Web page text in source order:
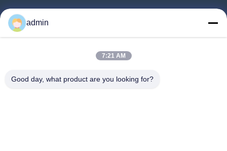
Producten
Video's
Kwaliteitscontrole
admin
7:21 AM
Good day, what product are you looking for?